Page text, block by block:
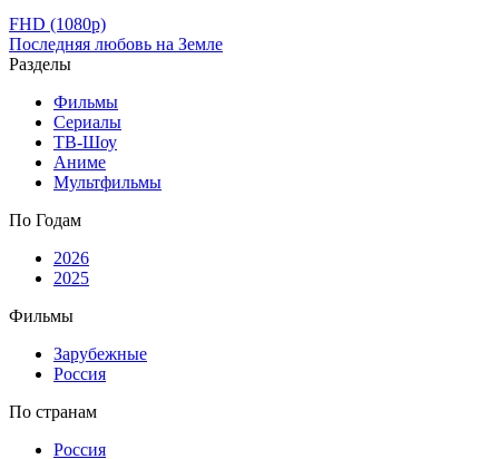
FHD (1080p)
Последняя любовь на Земле
Разделы
Фильмы
Сериалы
ТВ-Шоу
Аниме
Мультфильмы
По Годам
2026
2025
Фильмы
Зарубежные
Россия
По странам
Россия